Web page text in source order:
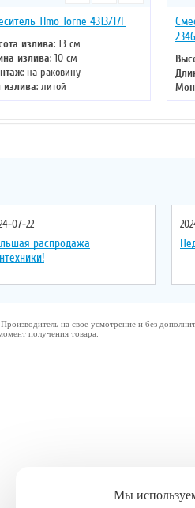
Timo Torne 4313/17F
излива: 13 см
излива: 10 см
: на раковину
излива: литой
: однорычажное
Тип
07-22
распродажа
. Производитель на свое усмотрение и без
получения товара.
Мы